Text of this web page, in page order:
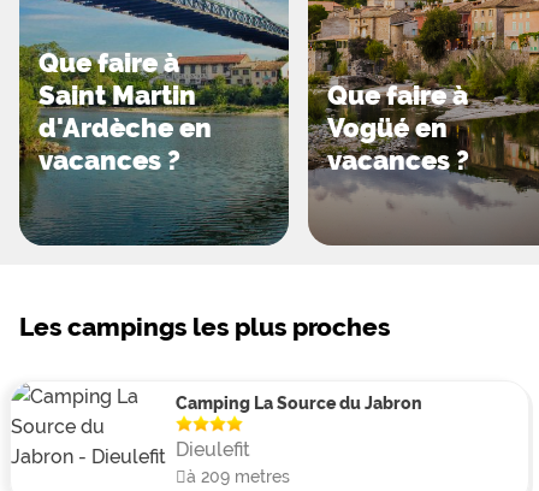
Que faire à
Saint Martin
d'Ardèche en
vacances ?
Que faire à
Vogüé en
vacances ?
Les campings les plus proches
Camping La Source du Jabron
Dieulefit
à 209 metres